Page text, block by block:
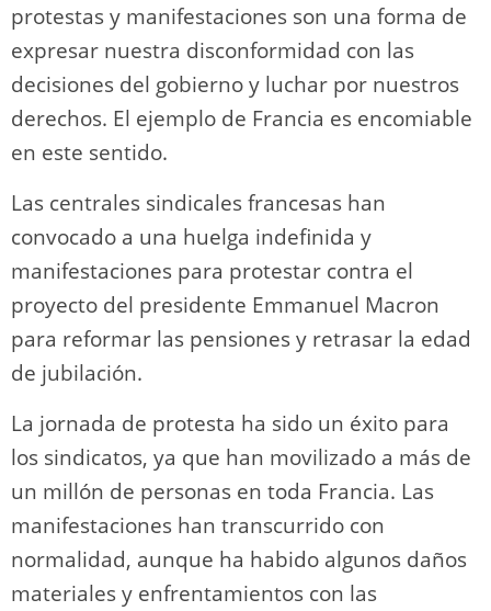
protestas y manifestaciones son una forma de
expresar nuestra disconformidad con las
decisiones del gobierno y luchar por nuestros
derechos. El ejemplo de Francia es encomiable
en este sentido.
Las centrales sindicales francesas han
convocado a una huelga indefinida y
manifestaciones para protestar contra el
proyecto del presidente Emmanuel Macron
para reformar las pensiones y retrasar la edad
de jubilación.
La jornada de protesta ha sido un éxito para
los sindicatos, ya que han movilizado a más de
un millón de personas en toda Francia. Las
manifestaciones han transcurrido con
normalidad, aunque ha habido algunos daños
materiales y enfrentamientos con las